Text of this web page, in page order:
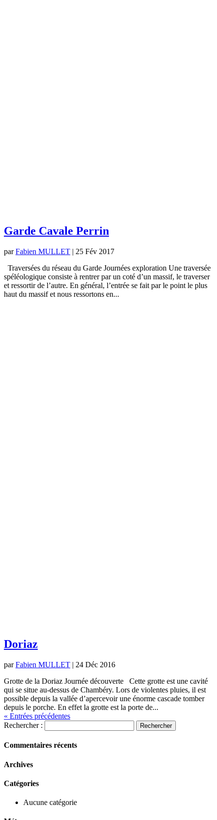
Garde Cavale Perrin
parFabien MULLET | 25 Fév 2017
Traversées du réseau du Garde Journées exploration Une traversée
spéléologique consiste à rentrer par un coté d’un massif, le traverser
et ressortir de l’autre. En général, l’entrée se fait par le point le plus
haut du massif et nous ressortons en...
Doriaz
parFabien MULLET | 24 Déc 2016
Grotte de la Doriaz Journée découverte Cette grotte est une cavité
qui se situe au-dessus de Chambéry. Lors de violentes pluies, il est
possible depuis la vallée d’apercevoir une énorme cascade tomber
depuis le porche. En effet la grotte est la porte de...
« Entrées précédentes
Rechercher :
Commentaires récents
Archives
Catégories
Aucune catégorie